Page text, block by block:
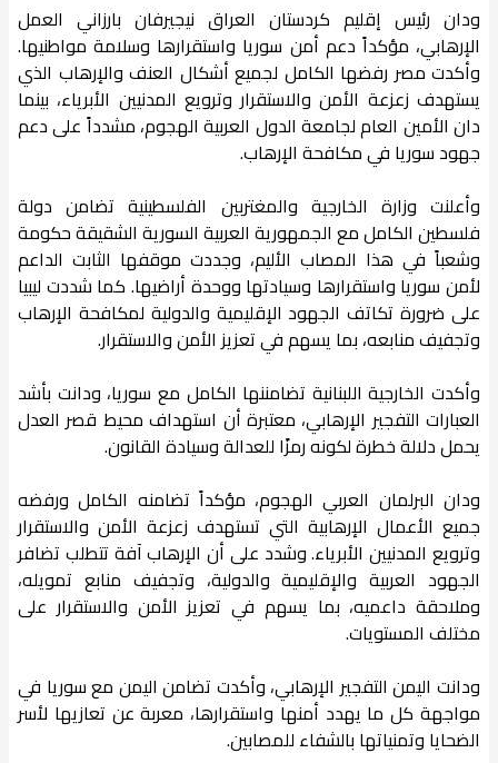
ودان رئيس إقليم كردستان العراق نيجيرفان بارزاني العمل
الإرهابي، مؤكداً دعم أمن سوريا واستقرارها وسلامة مواطنيها.
وأكدت مصر رفضها الكامل لجميع أشكال العنف والإرهاب الذي
يستهدف زعزعة الأمن والاستقرار وترويع المدنيين الأبرياء، بينما
دان الأمين العام لجامعة الدول العربية الهجوم، مشدداً على دعم
جهود سوريا في مكافحة الإرهاب.
وأعلنت وزارة الخارجية والمغتربين الفلسطينية تضامن دولة
فلسطين الكامل مع الجمهورية العربية السورية الشقيقة حكومة
وشعباً في هذا المصاب الأليم، وجددت موقفها الثابت الداعم
لأمن سوريا واستقرارها وسيادتها ووحدة أراضيها. كما شددت ليبيا
على ضرورة تكاتف الجهود الإقليمية والدولية لمكافحة الإرهاب
وتجفيف منابعه، بما يسهم في تعزيز الأمن والاستقرار.
وأكدت الخارجية اللبنانية تضامننها الكامل مع سوريا، ودانت بأشد
العبارات التفجير الإرهابي، معتبرة أن استهداف محيط قصر العدل
يحمل دلالة خطرة لكونه رمزًا للعدالة وسيادة القانون.
ودان البرلمان العربي الهجوم، مؤكداً تضامنه الكامل ورفضه
جميع الأعمال الإرهابية التي تستهدف زعزعة الأمن والاستقرار
وترويع المدنيين الأبرياء. وشدد على أن الإرهاب آفة تتطلب تضافر
الجهود العربية والإقليمية والدولية، وتجفيف منابع تمويله،
وملاحقة داعميه، بما يسهم في تعزيز الأمن والاستقرار على
مختلف المستويات.
ودانت اليمن التفجير الإرهابي، وأكدت تضامن اليمن مع سوريا في
مواجهة كل ما يهدد أمنها واستقرارها، معربة عن تعازيها لأسر
الضحايا وتمنياتها بالشفاء للمصابين.